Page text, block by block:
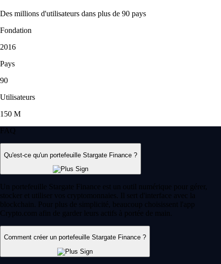
Des millions d'utilisateurs dans plus de 90 pays
Fondation
2016
Pays
90
Utilisateurs
150 M
FAQ
Qu'est-ce qu'un portefeuille Stargate Finance ?
Un portefeuille Stargate Finance est un outil numérique pour gérer,
stocker et utiliser vos cryptomonnaies. Il sert d'interface avec la
blockchain. Pour plus de simplicité, beaucoup choisissent l'app
Crypto.com afin de garder leurs actifs à portée de main.
Comment créer un portefeuille Stargate Finance ?